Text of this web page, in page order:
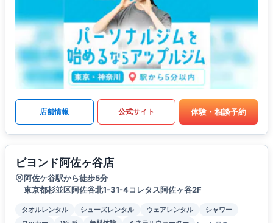
店舗情報 公式サイト 体験・相談予約
ビヨンド阿佐ヶ谷店
阿佐ケ谷駅から徒歩5分
東京都杉並区阿佐谷北1-31-4コレタス阿佐ヶ谷2F
タオルレンタル シューズレンタル ウェアレンタル
シャワー